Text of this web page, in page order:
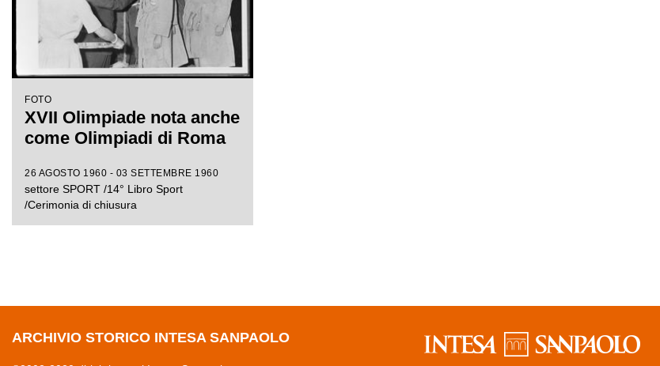
FOTO
XVII Olimpiade nota anche
come Olimpiadi di Roma
26 AGOSTO 1960 - 03 SETTEMBRE 1960
settore SPORT /14° Libro Sport
/Cerimonia di chiusura
ARCHIVIO STORICO INTESA SANPAOLO